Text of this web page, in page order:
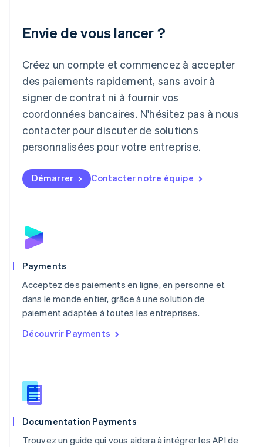
Envie de vous lancer ?
Créez un compte et commencez à accepter
des paiements rapidement, sans avoir à
signer de contrat ni à fournir vos
coordonnées bancaires. N'hésitez pas à nous
contacter pour discuter de solutions
personnalisées pour votre entreprise.
Démarrer Contacter notre équipe
Payments
Acceptez des paiements en ligne, en personne et
dans le monde entier, grâce à une solution de
paiement adaptée à toutes les entreprises.
Découvrir Payments
Documentation Payments
Trouvez un guide qui vous aidera à intégrer les API de
Japon
Lettonie
Liechtenstein
Deutsch English
Lituanie
Luxembourg
FrançaisDeutsch English
English简体中文
Malte
Norvège
English
English
NederlandsEnglish
Pologne
English
PortuguêsEnglish
English
Roumanie
Royaume-Uni
Singapour